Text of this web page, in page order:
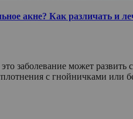
акне? Как различать и
заболевание может
с гнойничками или